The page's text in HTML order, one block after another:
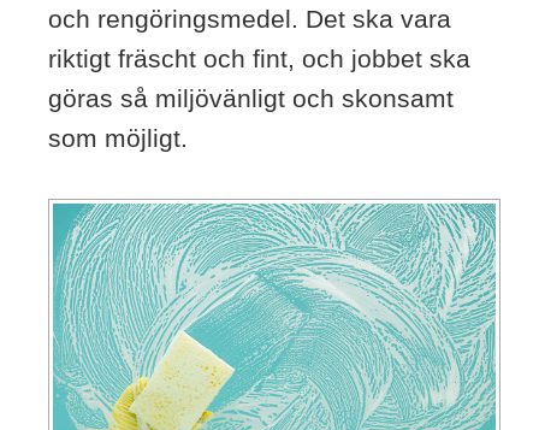
och rengöringsmedel. Det ska vara
riktigt fräscht och fint, och jobbet ska
göras så miljövänligt och skonsamt
som möjligt.